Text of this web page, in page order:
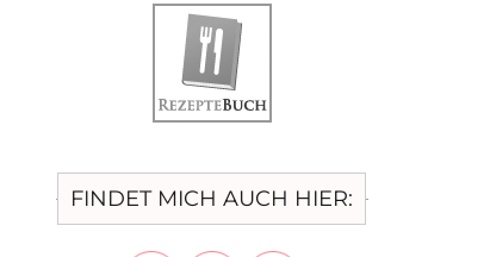
FINDET MICH AUCH HIER: